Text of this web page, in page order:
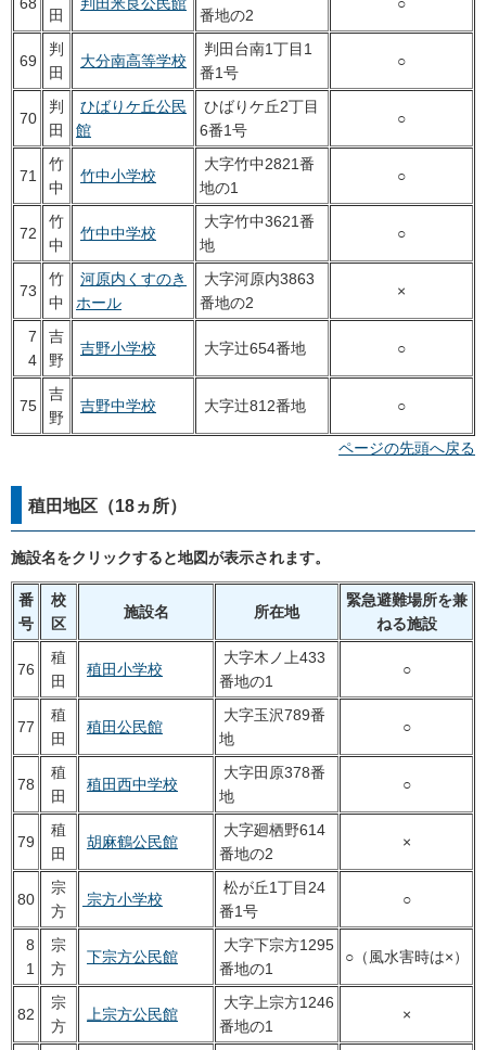
68
田
判田米良公民館
番地の2
○
69
判
田
大分南高等学校
判田台南1丁目1
番1号
○
70
判
田
ひばりケ丘公民
館
ひばりケ丘2丁目
6番1号
○
71
竹
中
竹中小学校
大字竹中2821番
地の1
○
72
竹
中
竹中中学校
大字竹中3621番
地
○
73
竹
中
河原内くすのき
ホール
大字河原内3863
番地の2
×
7
4
吉
野
吉野小学校 大字辻654番地 ○
75
吉
野
吉野中学校 大字辻812番地 ○
ページの先頭へ戻る
稙田地区（18ヵ所）
施設名をクリックすると地図が表示されます。
番
号
校
区
施設名 所在地
緊急避難場所を兼
ねる施設
76
稙
田
稙田小学校
大字木ノ上433
番地の1
○
77
稙
田
稙田公民館
大字玉沢789番
地
○
78
稙
田
稙田西中学校
大字田原378番
地
○
79
稙
田
胡麻鶴公民館
大字廻栖野614
番地の2
×
80
宗
方
宗方小学校
松が丘1丁目24
番1号
○
8
1
宗
方
下宗方公民館
大字下宗方1295
番地の1
○（風水害時は×）
82
宗
方
上宗方公民館
大字上宗方1246
番地の1
×